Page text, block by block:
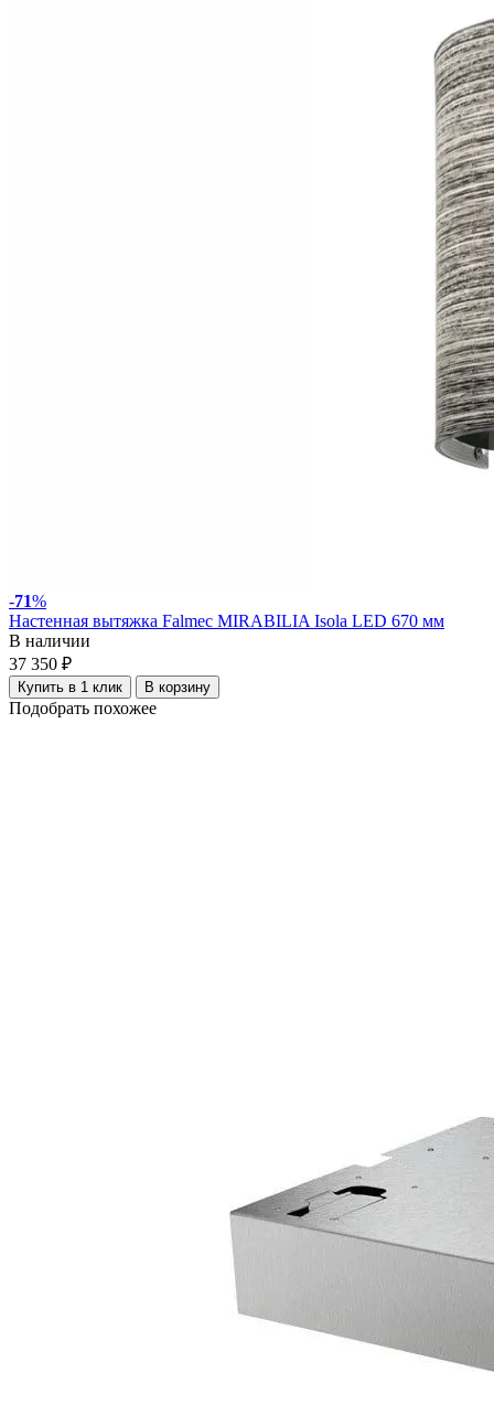
-71%
Настенная вытяжка Falmec MIRABILIA Isola LED 670 мм
В наличии
37 350 ₽
Купить в 1 клик В корзину
Подобрать похожее